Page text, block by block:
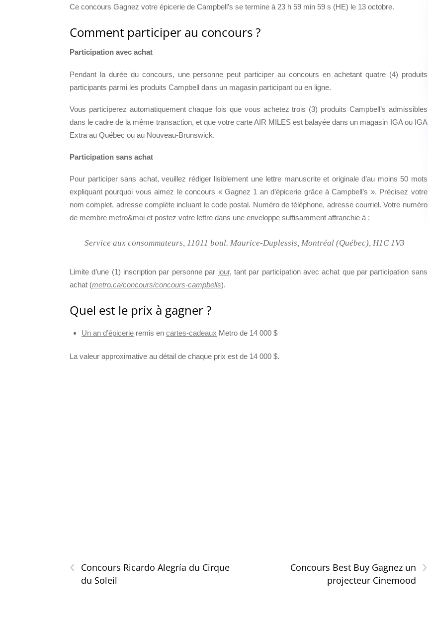
Ce concours Gagnez votre épicerie de Campbell’s se termine à 23 h 59 min 59 s (HE) le 13 octobre.
Comment participer au concours ?
Participation avec achat
Pendant la durée du concours, une personne peut participer au concours en achetant quatre (4) produits
participants parmi les produits Campbell dans un magasin participant ou en ligne.
Vous participerez automatiquement chaque fois que vous achetez trois (3) produits Campbell’s admissibles
dans le cadre de la même transaction, et que votre carte AIR MILES est balayée dans un magasin IGA ou IGA
Extra au Québec ou au Nouveau-Brunswick.
Participation sans achat
Pour participer sans achat, veuillez rédiger lisiblement une lettre manuscrite et originale d’au moins 50 mots
expliquant pourquoi vous aimez le concours « Gagnez 1 an d’épicerie grâce à Campbell’s ». Précisez votre
nom complet, adresse complète incluant le code postal. Numéro de téléphone, adresse courriel. Votre numéro
de membre metro&moi et postez votre lettre dans une enveloppe suffisamment affranchie à :
Service aux consommateurs, 11011 boul. Maurice-Duplessis, Montréal (Québec), H1C 1V3
Limite d’une (1) inscription par personne par jour, tant par participation avec achat que par participation sans
achat (metro.ca/concours/concours-campbells).
Quel est le prix à gagner ?
Un an d’épicerie remis en cartes-cadeaux Metro de 14 000 $
La valeur approximative au détail de chaque prix est de 14 000 $.
‹
Concours Ricardo Alegría du Cirque
du Soleil
›
Concours Best Buy Gagnez un
projecteur Cinemood